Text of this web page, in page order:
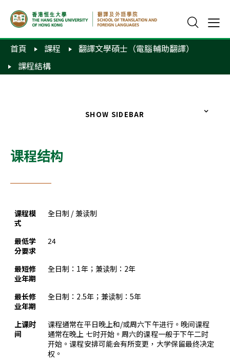
首頁 課程
翻譯文學碩士（電腦輔助翻譯）
課程結構
课程结构
课程模
式
全日制 / 兼读制
最低学
分要求
24
最短修
业年期
全日制：1年；兼读制：2年
最长修
业年期
全日制：2.5年；兼读制：5年
上课时
间
课程通常在平日晚上和/或周六下午进行。晚间课程
通常在晚上 七时开始。周六的课程一般于下午二时
开始。课程安排可能会有所变更，大学保留最终决定
权。
SHOW SIDEBAR